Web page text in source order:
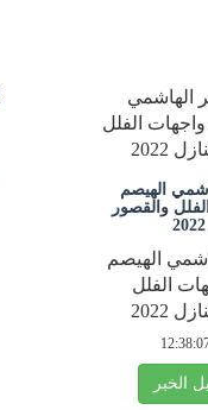
الهيصم
والقصور
الهيصم
الفلل
2022
الخبر